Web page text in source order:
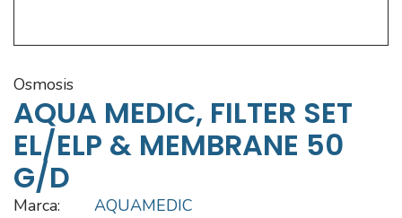
osmosis
AQUA MEDIC, FILTER SET
EL/ELP & MEMBRANE 50
G/d
Marca:
AQUAMEDIC